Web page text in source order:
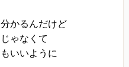
かるんだけど
ゃなくて
いいように